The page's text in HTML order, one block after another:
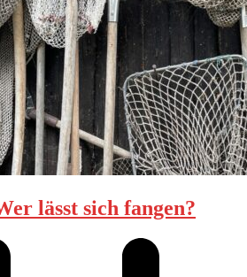
lässt sich fangen?